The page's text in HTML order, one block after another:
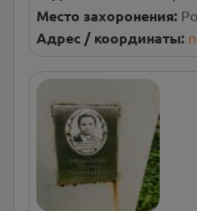
Место захоронения:
Адрес / координаты: